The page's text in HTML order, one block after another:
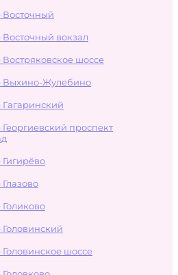
Восточный
Восточный вокзал
Востряковское шоссе
Выхино-Жулебино
Гагаринский
Георгиевский проспект
Гигирёво
Голиково
Головинский
Головинское шоссе